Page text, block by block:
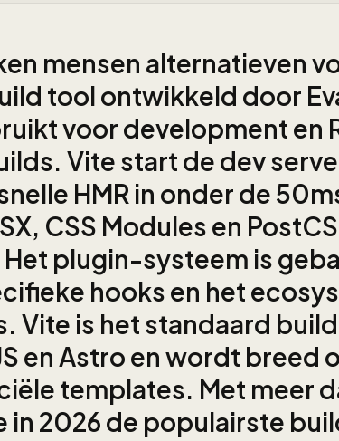
mensen alternatieven
tool ontwikkeld door
voor development en
Vite start de dev
HMR in onder de
CSS Modules en
plugin-systeem is
hooks en het
Vite is het standaard
en Astro en wordt breed
templates. Met meer
in 2026 de populairste